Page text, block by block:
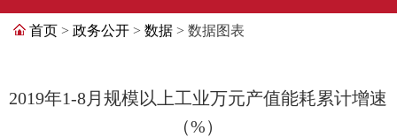
首页 > 政务公开 > 数据 > 数据图表
2019年1-8月规模以上工业万元产值能耗累计增速
（%）